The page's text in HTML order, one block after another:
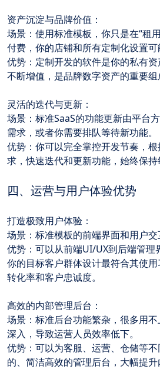
资产沉淀与品牌价值：
场景：使用标准模板，你只是在“租
付费，你的店铺和所有定制化设置可
优势：定制开发的软件是你的私有
不断增值，是品牌数字资产的重要组
灵活的迭代与更新：
场景：标准SaaS的功能更新由平台
需求，或者你需要排队等待新功能。
优势：你可以完全掌控开发节奏，
求，快速迭代和更新功能，始终保持
四、运营与用户体验优势
打造极致用户体验：
场景：标准模板的前端界面和用户交
优势：可以从前端UI/UX到后端管理
你的目标客户群体设计最符合其使
转化率和客户忠诚度。
高效的内部管理后台：
场景：标准后台功能繁杂，很多用
深入，导致运营人员效率低下。
优势：可以为客服、运营、仓储等
的、简洁高效的管理后台，大幅提升